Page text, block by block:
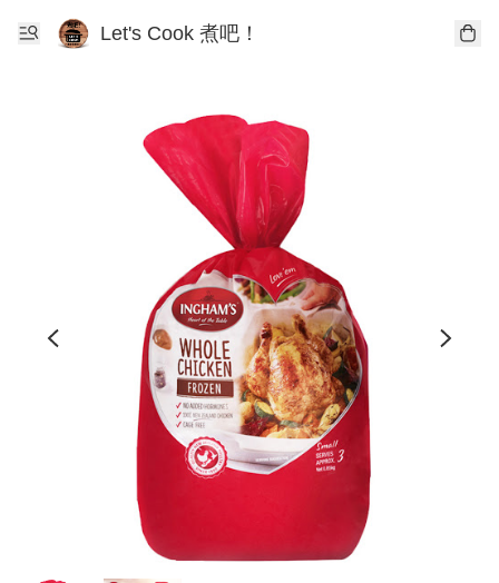
Let's Cook 煮吧！